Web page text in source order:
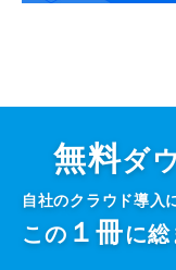
無料ダ
自社のクラウド導入
この １冊に総